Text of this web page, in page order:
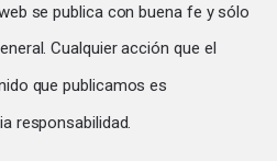
se publica con buena fe y sólo
Cualquier acción que el
que publicamos es
responsabilidad.